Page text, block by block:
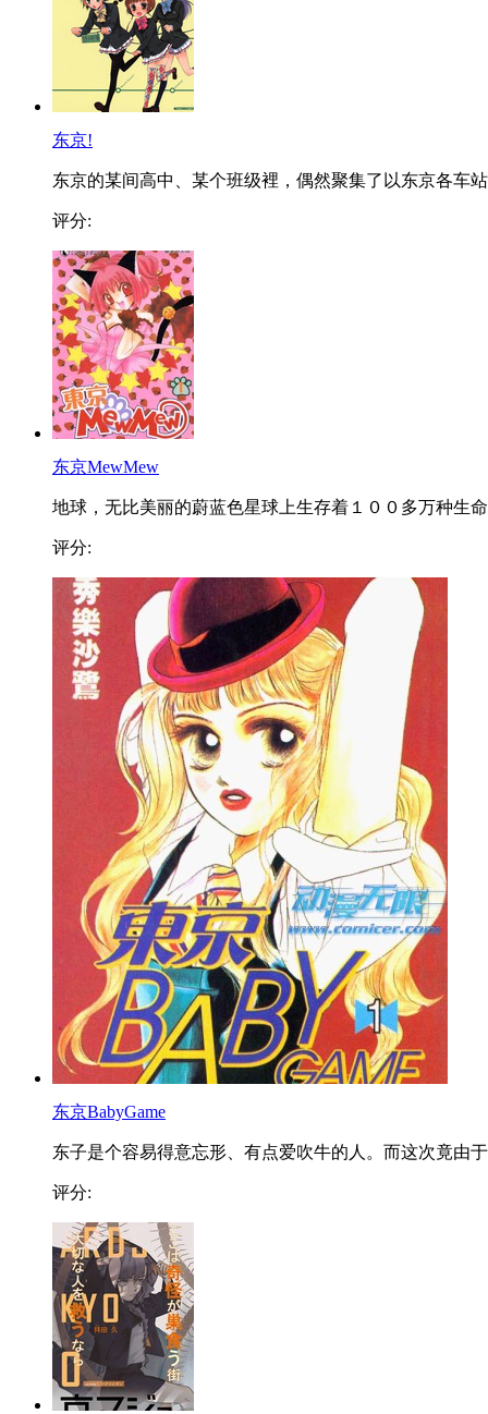
东京!
东京的某间高中、某个班级裡，偶然聚集了以东京各车
评分:
东京MewMew
地球，无比美丽的蔚蓝色星球上生存着１００多万种生
评分:
东京BabyGame
东子是个容易得意忘形、有点爱吹牛的人。而这次竟由
评分: